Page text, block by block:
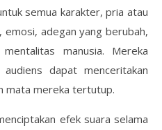
semua karakter, pria atau
adegan yang berubah,
manusia. Mereka
dapat menceritakan
mata mereka tertutup.
efek suara selama